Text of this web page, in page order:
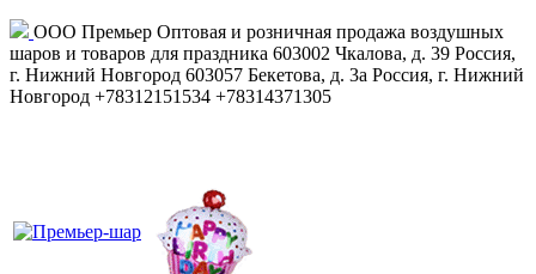
ООО Премьер Оптовая и розничная продажа воздушных
шаров и товаров для праздника 603002 Чкалова, д. 39 Россия,
г. Нижний Новгород 603057 Бекетова, д. 3а Россия, г. Нижний
Новгород +78312151534 +78314371305